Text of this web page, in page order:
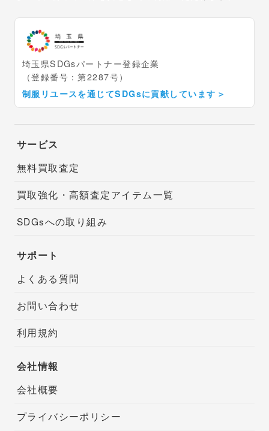
埼玉県SDGsパートナー登録企業
（登録番号：第2287号）
制服リユースを通じてSDGsに貢献しています ＞
サービス
無料買取査定
買取強化・高額査定アイテム一覧
SDGsへの取り組み
サポート
よくある質問
お問い合わせ
利用規約
会社情報
会社概要
プライバシーポリシー